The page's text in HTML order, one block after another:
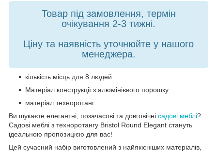
Товар під замовлення, термін
очікування 2-3 тижні.
Ціну та наявність уточнюйте у нашого
менеджера.
кількість місць для 8 людей
Матеріал конструкції з алюмінієвого порошку
матеріал техноротанг
Ви шукаєте елегантні, позачасові та довговічні садові меблі?
Садові меблі з техноротангу Bristol Round Elegant стануть
ідеальною пропозицією для вас!
Цей сучасний набір виготовлений з найякісніших матеріалів,